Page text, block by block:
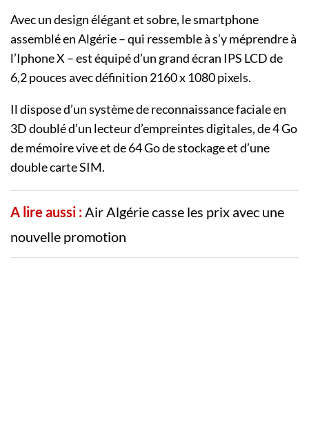
Avec un design élégant et sobre, le smartphone
assemblé en Algérie – qui ressemble à s’y méprendre à
l’Iphone X – est équipé d’un grand écran IPS LCD de
6,2 pouces avec définition 2160 x 1080 pixels.
Il dispose d’un système de reconnaissance faciale en
3D doublé d’un lecteur d’empreintes digitales, de 4 Go
de mémoire vive et de 64 Go de stockage et d’une
double carte SIM.
A lire aussi :Air Algérie casse les prix avec une
nouvelle promotion